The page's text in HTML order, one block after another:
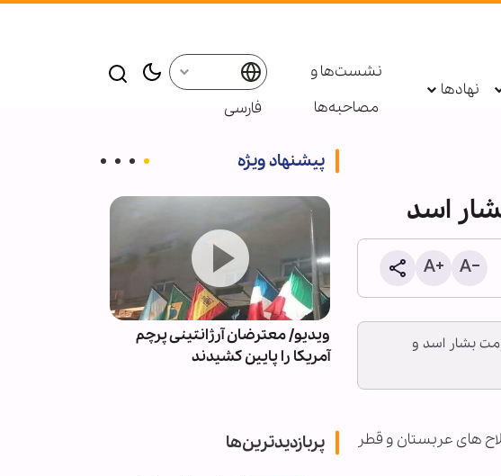
نهادها
نشست‌ها و
مصاحبه‌ها
فارسی
اسد
بشار اسد و
های عربستان و قطر
پیشنهاد ویژه
عراق: پاسخ به
را به تعویق
ویدیو/ معترضان آرژانتینی پرچم
آمریکا را پایین کشیدند
پربازدیدترین‌ها